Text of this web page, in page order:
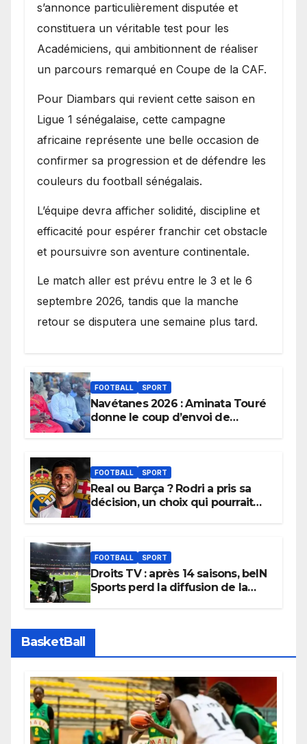
s’annonce particulièrement disputée et
constituera un véritable test pour les
Académiciens, qui ambitionnent de réaliser
un parcours remarqué en Coupe de la CAF.
Pour Diambars qui revient cette saison en
Ligue 1 sénégalaise, cette campagne
africaine représente une belle occasion de
confirmer sa progression et de défendre les
couleurs du football sénégalais.
L’équipe devra afficher solidité, discipline et
efficacité pour espérer franchir cet obstacle
et poursuivre son aventure continentale.
Le match aller est prévu entre le 3 et le 6
septembre 2026, tandis que la manche
retour se disputera une semaine plus tard.
FOOTBALL SPORT
Navétanes 2026 : Aminata Touré
donne le coup d’envoi de
apaisées.
FOOTBALL SPORT
Real ou Barça ? Rodri a pris sa
décision, un choix qui pourrait
FOOTBALL SPORT
Droits TV : après 14 saisons, beIN
Sports perd la diffusion de la
BasketBall